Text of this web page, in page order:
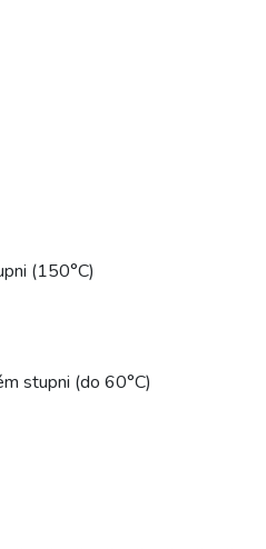
(150°C)
stupni (do 60°C)